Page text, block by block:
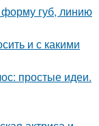
губ, линию
и с какими
простые идеи.